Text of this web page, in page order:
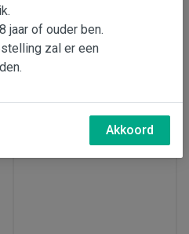
wijnproeverij
hier 🍷
ons in Den Bosch (15.00-
17.30 uur)
jaar of ouder ben.
zal er een
Akkoord